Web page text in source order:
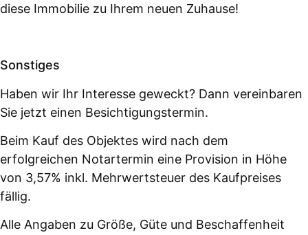
diese Immobilie zu Ihrem neuen Zuhause!
Sonstiges
Haben wir Ihr Interesse geweckt? Dann vereinbaren
Sie jetzt einen Besichtigungstermin.
Beim Kauf des Objektes wird nach dem
erfolgreichen Notartermin eine Provision in Höhe
von 3,57% inkl. Mehrwertsteuer des Kaufpreises
fällig.
Alle Angaben zu Größe, Güte und Beschaffenheit